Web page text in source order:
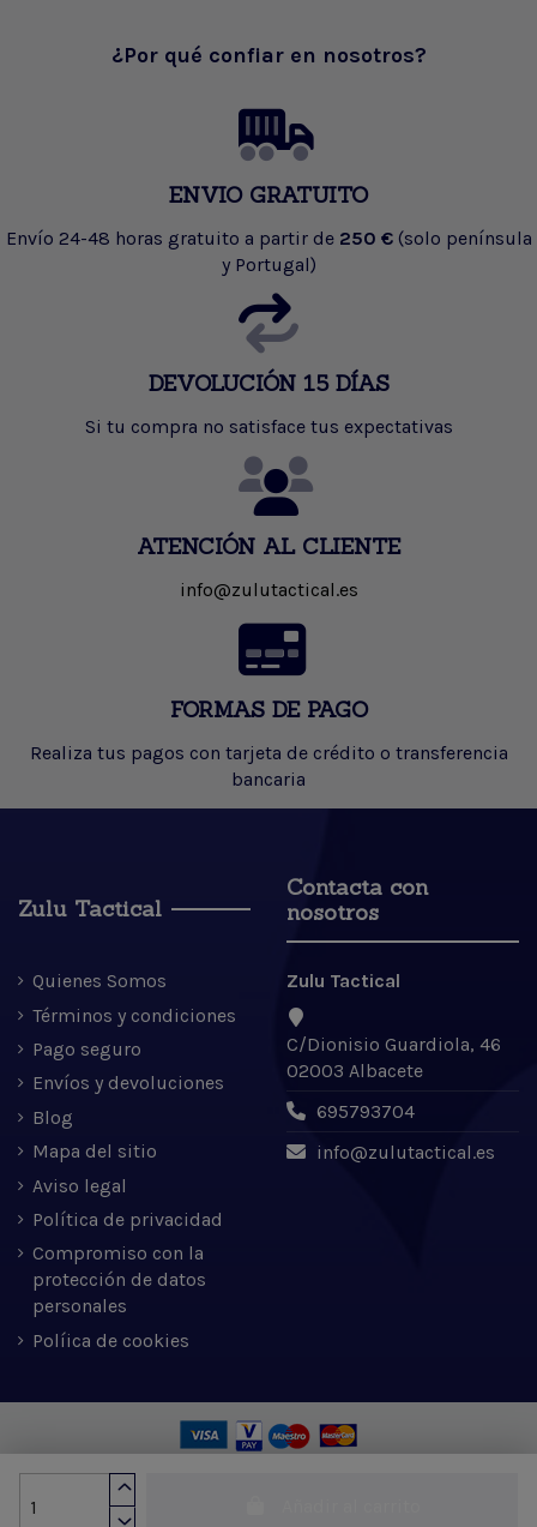
¿Por qué confiar en nosotros?
ENVIO GRATUITO
Envío 24-48 horas gratuito a partir de 250 € (solo península
y Portugal)
DEVOLUCIÓN 15 DÍAS
Si tu compra no satisface tus expectativas
ATENCIÓN AL CLIENTE
info@zulutactical.es
FORMAS DE PAGO
Realiza tus pagos con tarjeta de crédito o transferencia
bancaria
Zulu Tactical
Quienes Somos
Términos y condiciones
Pago seguro
Envíos y devoluciones
Blog
Mapa del sitio
Aviso legal
Política de privacidad
Compromiso con la
protección de datos
personales
Políica de cookies
Contacta con
nosotros
Zulu Tactical
C/Dionisio Guardiola, 46
02003 Albacete
695793704
info@zulutactical.es
Zulu Tactical S.L. © 2022 | Desarrollado por Expertic